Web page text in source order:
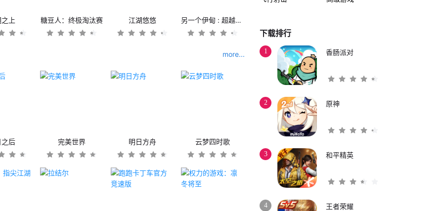
上 糖豆人：终极淘汰赛 江湖悠悠 另一个伊甸 : 超越时空的猫
more...
后 完美世界 明日方舟 云梦四时歌
下载排行
1 香肠派对
2 原神
3 和平精英
4 王者荣耀